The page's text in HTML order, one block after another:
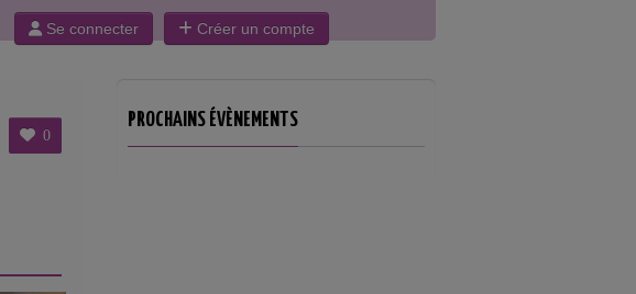
Se connecter Créer un compte
0
PROCHAINS ÉVÈNEMENTS